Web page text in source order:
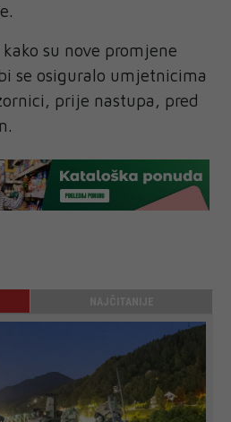
su nove promjene
se osiguralo umjetnicima
prije nastupa, pred